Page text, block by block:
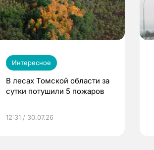
Интересное
В лесах Томской области за
сутки потушили 5 пожаров
12:31 / 30.07.26